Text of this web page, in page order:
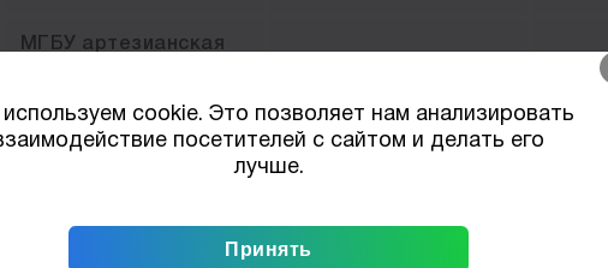
МГБУ артезианская
НПВХа 90 мм
от
cookie. Это позволяет нам анализировать
посетителей с сайтом и делать его
лучше.